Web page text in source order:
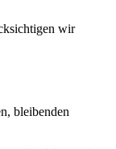
wir
bleibenden